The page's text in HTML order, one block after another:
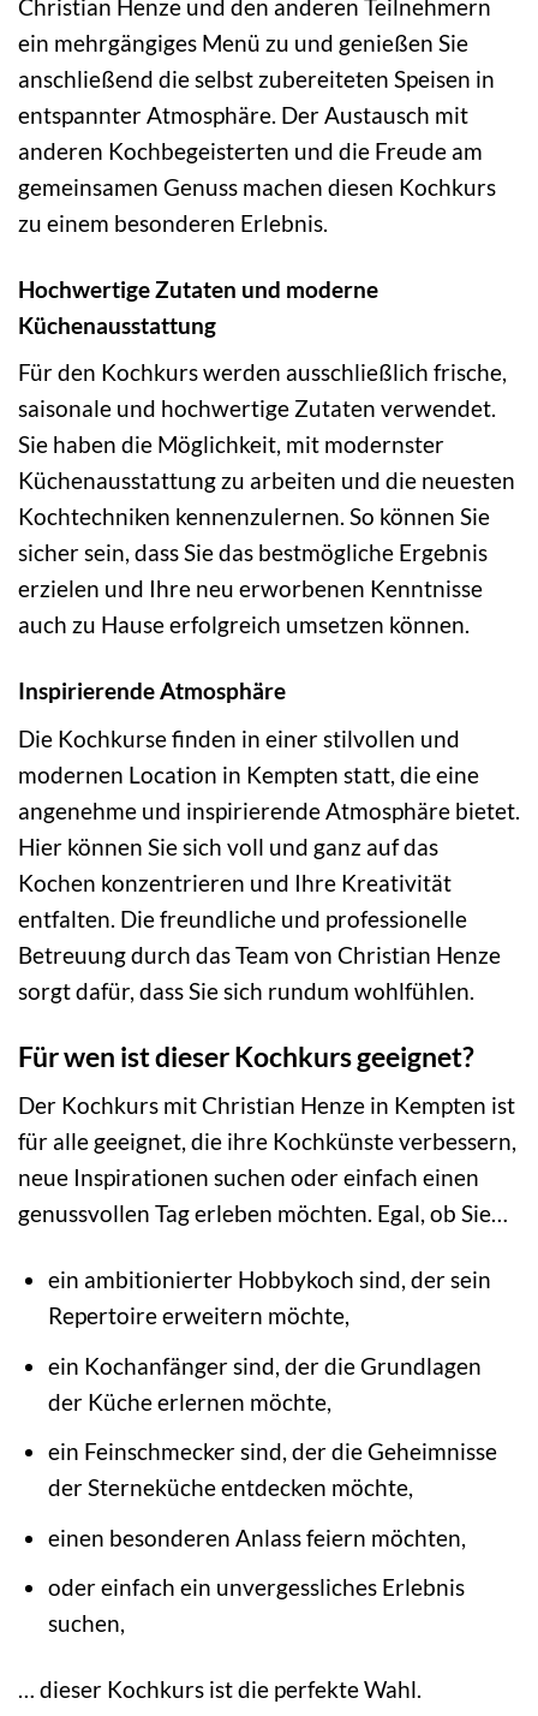
Christian Henze und den anderen Teilnehmern
ein mehrgängiges Menü zu und genießen Sie
anschließend die selbst zubereiteten Speisen in
entspannter Atmosphäre. Der Austausch mit
anderen Kochbegeisterten und die Freude am
gemeinsamen Genuss machen diesen Kochkurs
zu einem besonderen Erlebnis.
Hochwertige Zutaten und moderne
Küchenausstattung
Für den Kochkurs werden ausschließlich frische,
saisonale und hochwertige Zutaten verwendet.
Sie haben die Möglichkeit, mit modernster
Küchenausstattung zu arbeiten und die neuesten
Kochtechniken kennenzulernen. So können Sie
sicher sein, dass Sie das bestmögliche Ergebnis
erzielen und Ihre neu erworbenen Kenntnisse
auch zu Hause erfolgreich umsetzen können.
Inspirierende Atmosphäre
Die Kochkurse finden in einer stilvollen und
modernen Location in Kempten statt, die eine
angenehme und inspirierende Atmosphäre bietet.
Hier können Sie sich voll und ganz auf das
Kochen konzentrieren und Ihre Kreativität
entfalten. Die freundliche und professionelle
Betreuung durch das Team von Christian Henze
sorgt dafür, dass Sie sich rundum wohlfühlen.
Für wen ist dieser Kochkurs geeignet?
Der Kochkurs mit Christian Henze in Kempten ist
für alle geeignet, die ihre Kochkünste verbessern,
neue Inspirationen suchen oder einfach einen
genussvollen Tag erleben möchten. Egal, ob Sie…
ein ambitionierter Hobbykoch sind, der sein
Repertoire erweitern möchte,
ein Kochanfänger sind, der die Grundlagen
der Küche erlernen möchte,
ein Feinschmecker sind, der die Geheimnisse
der Sterneküche entdecken möchte,
einen besonderen Anlass feiern möchten,
oder einfach ein unvergessliches Erlebnis
suchen,
… dieser Kochkurs ist die perfekte Wahl.